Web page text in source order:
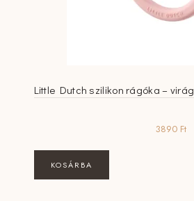
Little Dutch szilikon rágóka – virág
3890 Ft
KOSÁRBA